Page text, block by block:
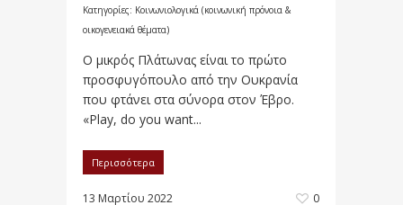
Κατηγορίες: Κοινωνιολογικά (κοινωνική πρόνοια &
οικογενειακά θέματα)
Ο μικρός Πλάτωνας είναι το πρώτο
προσφυγόπουλο από την Ουκρανία
που φτάνει στα σύνορα στον Έβρο.
«Play, do you want...
Περισσότερα
13 Μαρτίου 2022 0